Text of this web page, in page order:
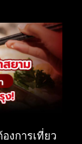
งการเที่ยว